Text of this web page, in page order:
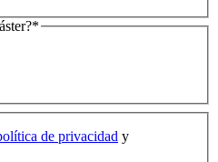
*
de privacidad y